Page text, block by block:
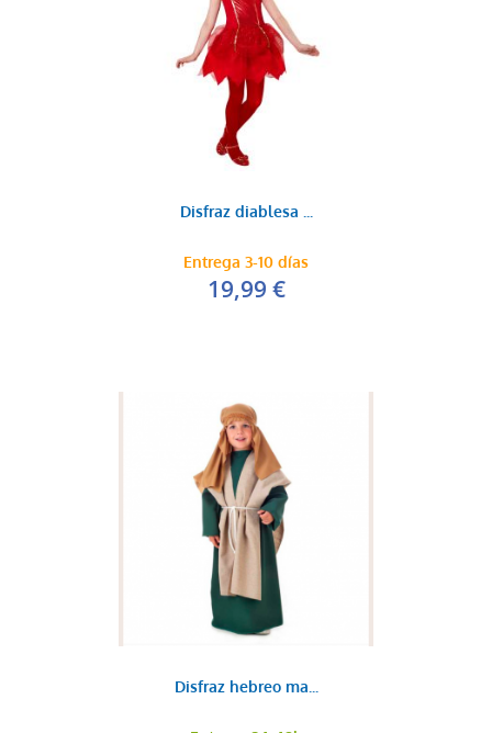
Disfraz diablesa ...
Entrega 3-10 días
19,99 €
Disfraz hebreo ma...